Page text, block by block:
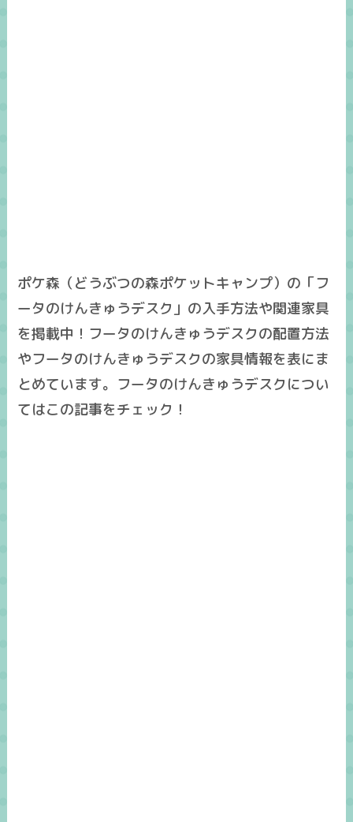
ポケ森（どうぶつの森ポケットキャンプ）の「フ
ータのけんきゅうデスク」の入手方法や関連家具
を掲載中！フータのけんきゅうデスクの配置方法
やフータのけんきゅうデスクの家具情報を表にま
とめています。フータのけんきゅうデスクについ
てはこの記事をチェック！